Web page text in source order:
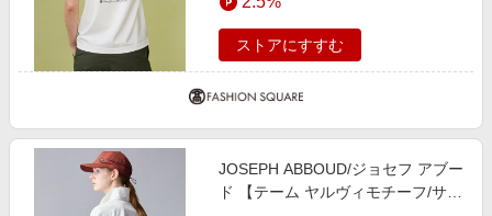
ストアにすすむ
JOSEPH ABBOUD/ジョセフ アブー
ド 【テーム ヤルヴィモチーフ/サス